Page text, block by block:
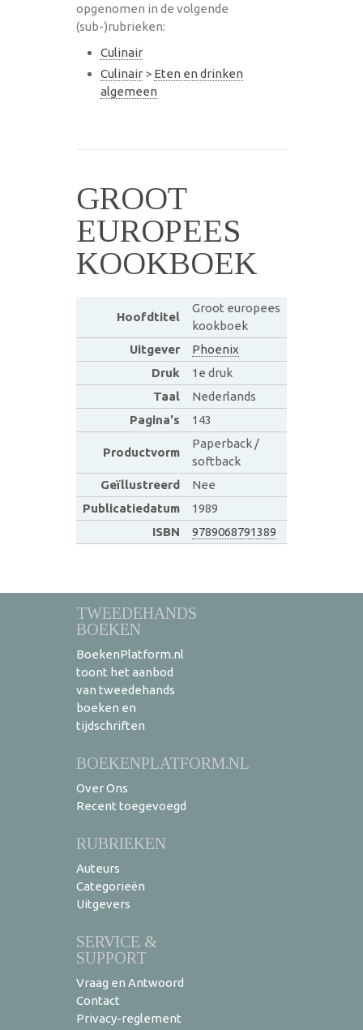
opgenomen in de volgende
(sub-)rubrieken:
Culinair
Culinair > Eten en drinken
algemeen
GROOT
EUROPEES
KOOKBOEK
Hoofdtitel
Groot europees
kookboek
Uitgever
Phoenix
Druk
1e druk
Taal
Nederlands
Pagina's
143
Productvorm
Paperback /
softback
Geïllustreerd
Nee
Publicatiedatum
1989
ISBN
9789068791389
TWEEDEHANDS
BOEKEN
BoekenPlatform.nl
toont het aanbod
van tweedehands
boeken en
tijdschriften
BOEKENPLATFORM.NL
Over Ons
Recent toegevoegd
RUBRIEKEN
Auteurs
Categorieën
Uitgevers
SERVICE &
SUPPORT
Vraag en Antwoord
Contact
Privacy-reglement